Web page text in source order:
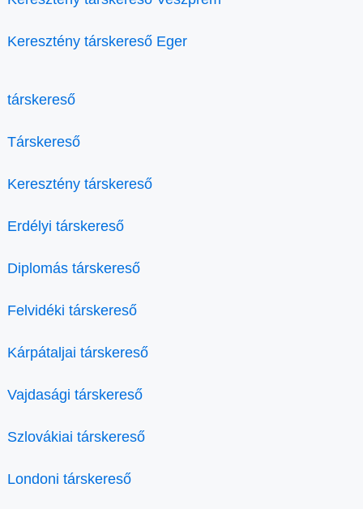
Keresztény társkereső Eger
társkereső
Társkereső
Keresztény társkereső
Erdélyi társkereső
Diplomás társkereső
Felvidéki társkereső
Kárpátaljai társkereső
Vajdasági társkereső
Szlovákiai társkereső
Londoni társkereső